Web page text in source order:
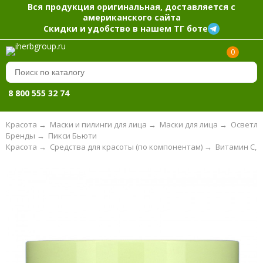
Вся продукция оригинальная, доставляется с
американского сайта
Скидки и удобство в нашем ТГ боте
0
8 800 555 32 74
Красота → Маски и пилинги для лица → Маски для лица →
Пикси Бьюти
Бренды →
Витамин C,
Средства для красоты (по компонентам) →
Красота →